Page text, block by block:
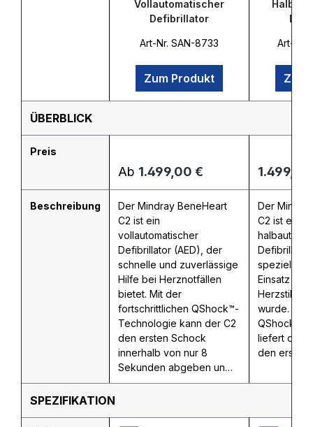
Vollautomatischer
Defibrillator
Art-Nr. SAN-8733
Zum Produkt
Art-Nr.
Zum
ÜBERBLICK
Preis
Regulärer Preis:
Ab 1.499,00 €
Beschreibung
Der Mindray BeneHeart
C2 ist ein
vollautomatischer
Defibrillator (AED), der
schnelle und zuverlässige
Hilfe bei Herznotfällen
bietet. Mit der
fortschrittlichen QShock™-
Technologie kann der C2
den ersten Schock
innerhalb von nur 8
Sekunden abgeben un…
Der
C2 ist ein
speziell für
Einsatz bei
wurde.
QShock™-
liefert der
den ersten
SPEZIFIKATION